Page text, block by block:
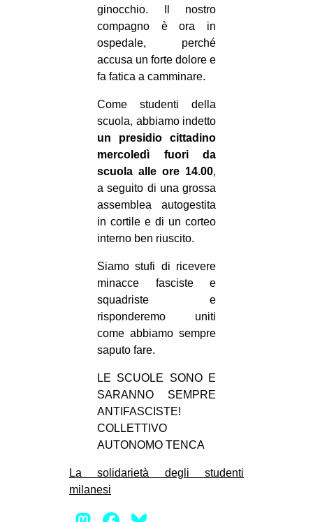
ginocchio. Il nostro
compagno è ora in
ospedale, perché
accusa un forte dolore e
fa fatica a camminare.
Come studenti della
scuola, abbiamo indetto
un presidio cittadino
mercoledì fuori da
scuola alle ore 14.00,
a seguito di una grossa
assemblea autogestita
in cortile e di un corteo
interno ben riuscito.
Siamo stufi di ricevere
minacce fasciste e
squadriste e
risponderemo uniti
come abbiamo sempre
saputo fare.
LE SCUOLE SONO E
SARANNO SEMPRE
ANTIFASCISTE!
COLLETTIVO
AUTONOMO TENCA
La solidarietà degli studenti
milanesi